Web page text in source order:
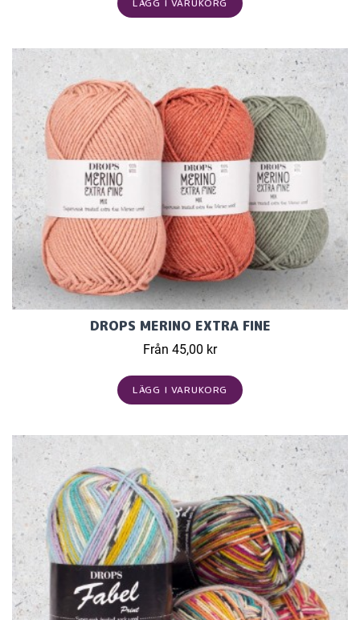
LÄGG I VARUKORG
DROPS MERINO EXTRA FINE
Från 45,00 kr
LÄGG I VARUKORG